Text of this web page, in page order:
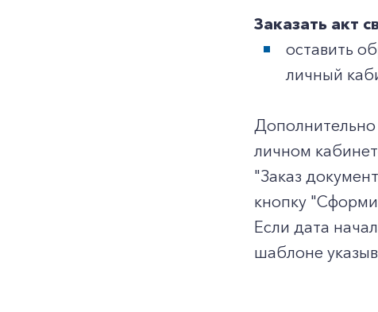
Заказать акт
оставить
личный
Дополнительно
личном
"Заказ
кнопку
Если дата
шаблоне